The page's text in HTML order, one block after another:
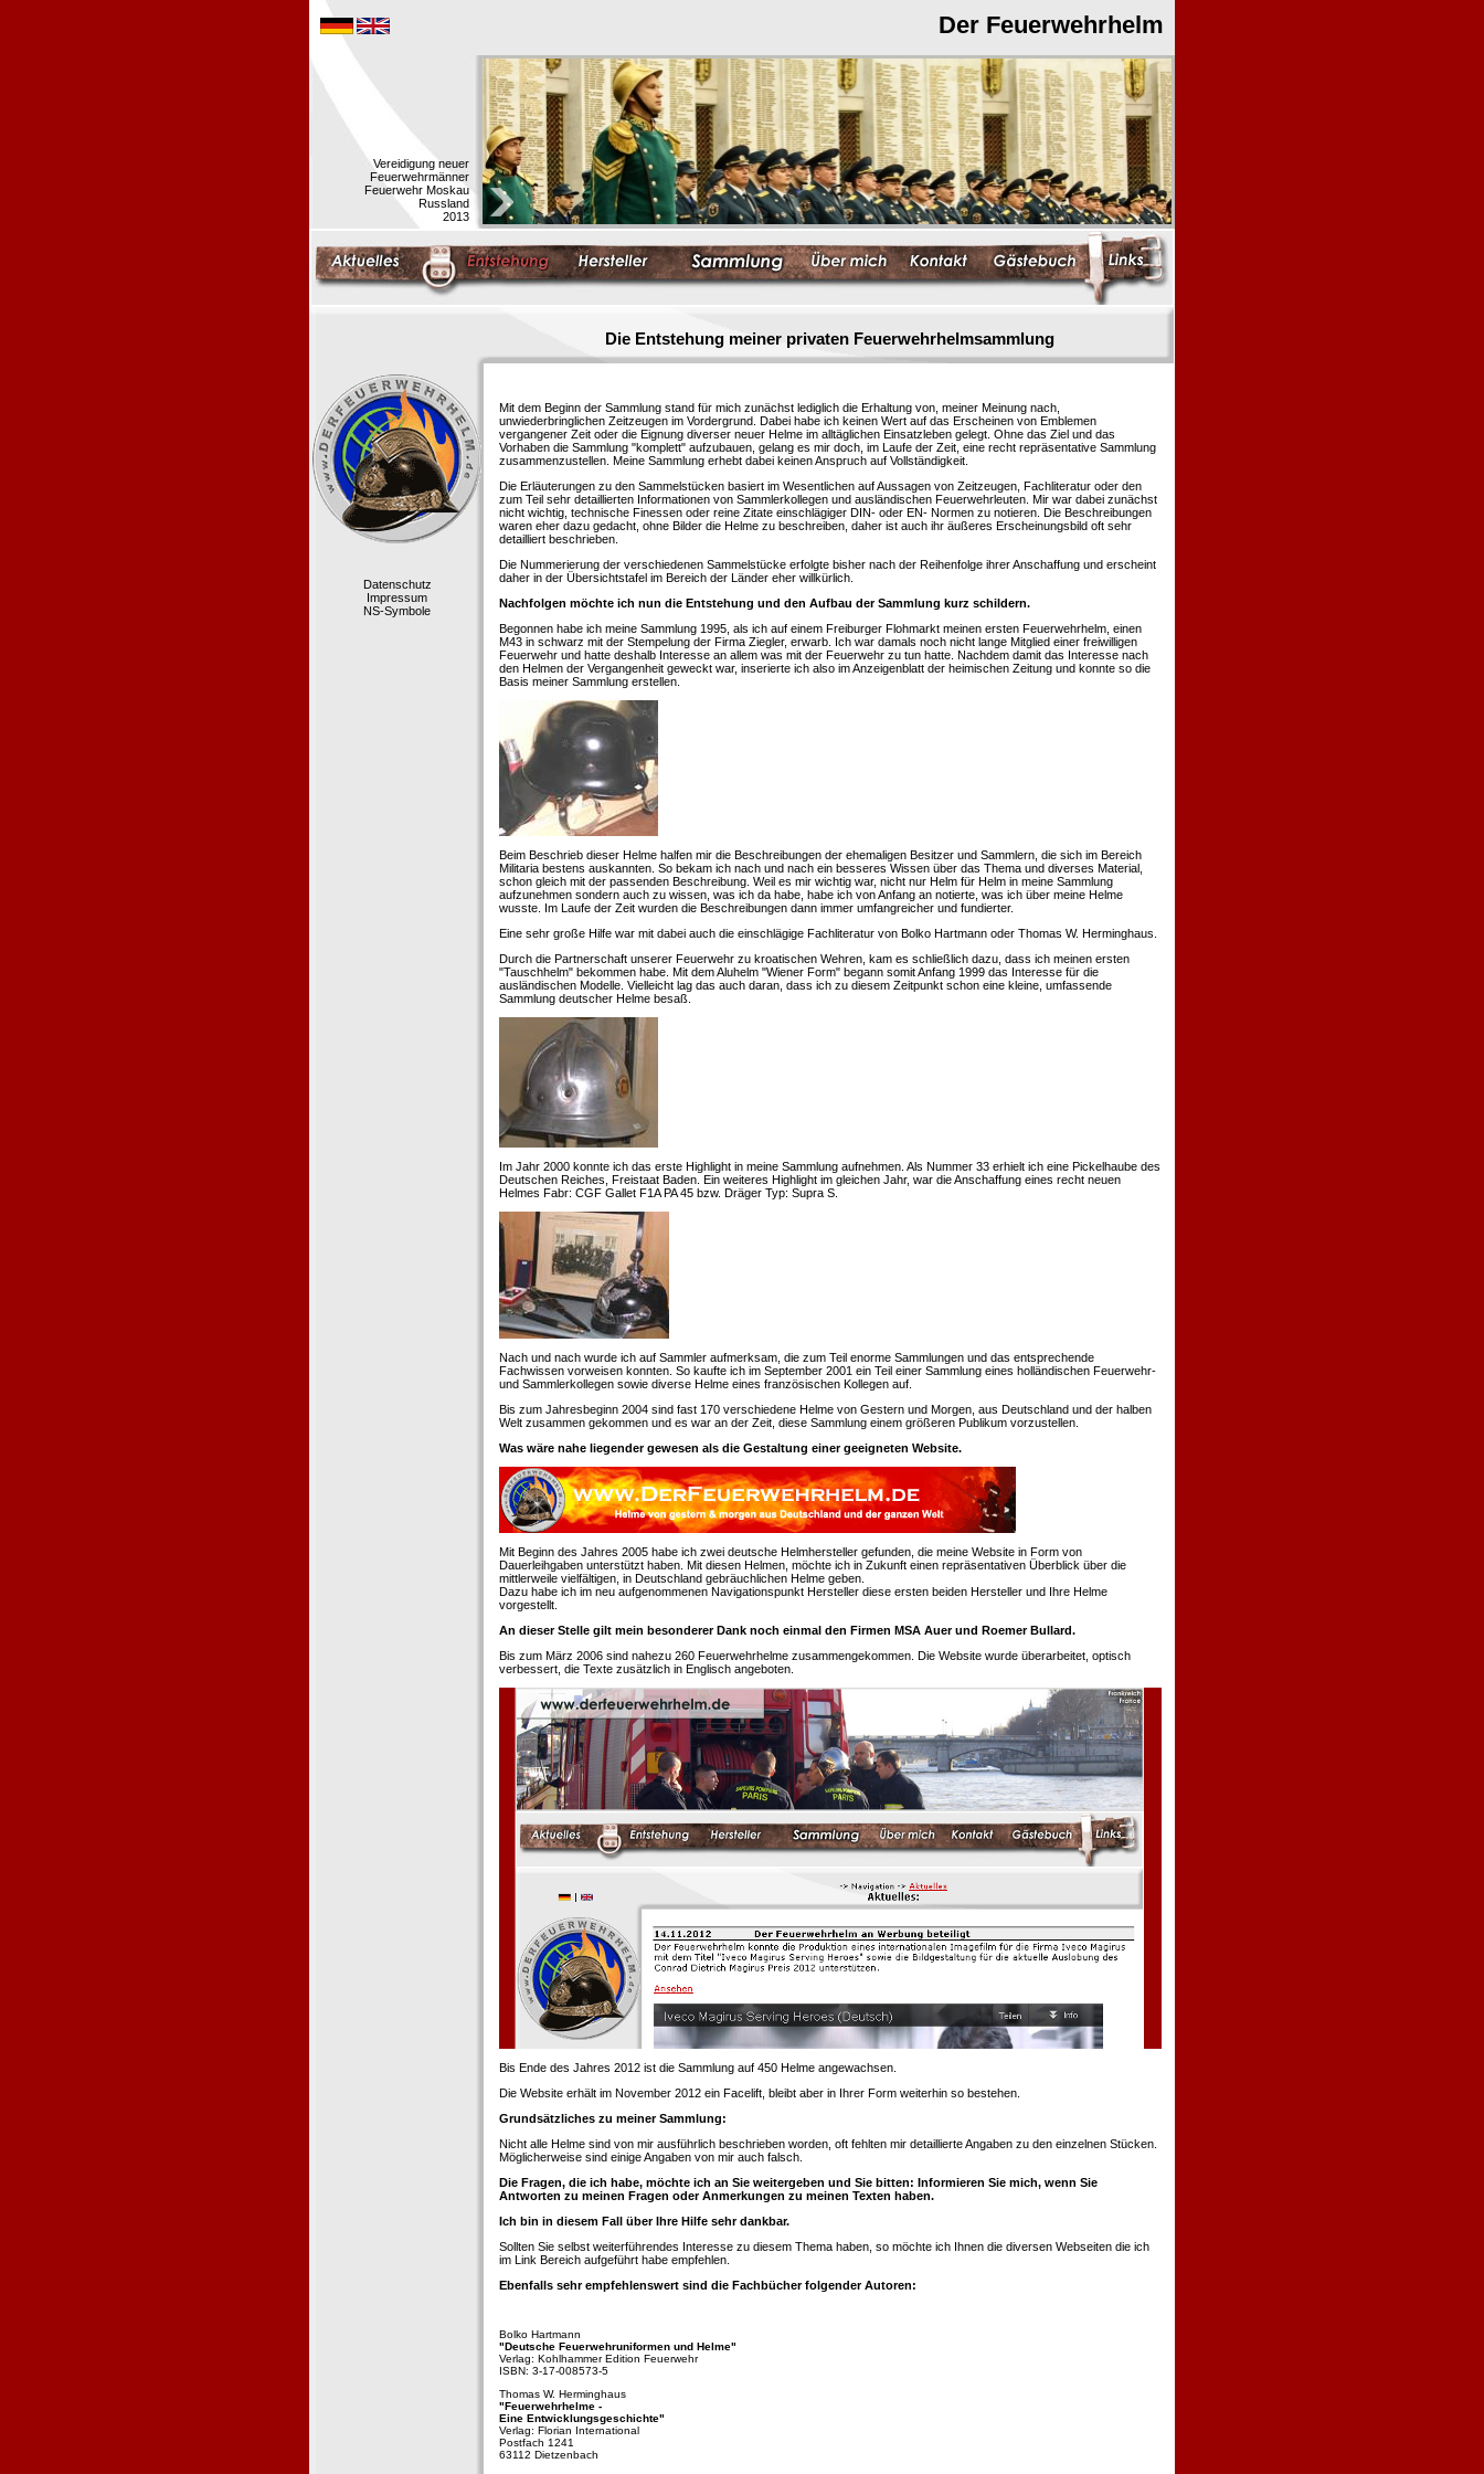
Der Feuerwehrhelm
Vereidigung neuer
Feuerwehrmänner
Feuerwehr Moskau
Russland
2013
Die Entstehung meiner privaten Feuerwehrhelmsammlung
Datenschutz
Impressum
NS-Symbole
Mit dem Beginn der Sammlung stand für mich zunächst lediglich die Erhaltung von, meiner Meinung nach,
unwiederbringlichen Zeitzeugen im Vordergrund. Dabei habe ich keinen Wert auf das Erscheinen von Emblemen
vergangener Zeit oder die Eignung diverser neuer Helme im alltäglichen Einsatzleben gelegt. Ohne das Ziel und das
Vorhaben die Sammlung "komplett" aufzubauen, gelang es mir doch, im Laufe der Zeit, eine recht repräsentative Sammlung
zusammenzustellen. Meine Sammlung erhebt dabei keinen Anspruch auf Vollständigkeit.
Die Erläuterungen zu den Sammelstücken basiert im Wesentlichen auf Aussagen von Zeitzeugen, Fachliteratur oder den
zum Teil sehr detaillierten Informationen von Sammlerkollegen und ausländischen Feuerwehrleuten. Mir war dabei zunächst
nicht wichtig, technische Finessen oder reine Zitate einschlägiger DIN- oder EN- Normen zu notieren. Die Beschreibungen
waren eher dazu gedacht, ohne Bilder die Helme zu beschreiben, daher ist auch ihr äußeres Erscheinungsbild oft sehr
detailliert beschrieben.
Die Nummerierung der verschiedenen Sammelstücke erfolgte bisher nach der Reihenfolge ihrer Anschaffung und erscheint
daher in der Übersichtstafel im Bereich der Länder eher willkürlich.
Nachfolgen möchte ich nun die Entstehung und den Aufbau der Sammlung kurz schildern.
Begonnen habe ich meine Sammlung 1995, als ich auf einem Freiburger Flohmarkt meinen ersten Feuerwehrhelm, einen
M43 in schwarz mit der Stempelung der Firma Ziegler, erwarb. Ich war damals noch nicht lange Mitglied einer freiwilligen
Feuerwehr und hatte deshalb Interesse an allem was mit der Feuerwehr zu tun hatte. Nachdem damit das Interesse nach
den Helmen der Vergangenheit geweckt war, inserierte ich also im Anzeigenblatt der heimischen Zeitung und konnte so die
Basis meiner Sammlung erstellen.
Beim Beschrieb dieser Helme halfen mir die Beschreibungen der ehemaligen Besitzer und Sammlern, die sich im Bereich
Militaria bestens auskannten. So bekam ich nach und nach ein besseres Wissen über das Thema und diverses Material,
schon gleich mit der passenden Beschreibung. Weil es mir wichtig war, nicht nur Helm für Helm in meine Sammlung
aufzunehmen sondern auch zu wissen, was ich da habe, habe ich von Anfang an notierte, was ich über meine Helme
wusste. Im Laufe der Zeit wurden die Beschreibungen dann immer umfangreicher und fundierter.
Eine sehr große Hilfe war mit dabei auch die einschlägige Fachliteratur von Bolko Hartmann oder Thomas W. Herminghaus.
Durch die Partnerschaft unserer Feuerwehr zu kroatischen Wehren, kam es schließlich dazu, dass ich meinen ersten
"Tauschhelm" bekommen habe. Mit dem Aluhelm "Wiener Form" begann somit Anfang 1999 das Interesse für die
ausländischen Modelle. Vielleicht lag das auch daran, dass ich zu diesem Zeitpunkt schon eine kleine, umfassende
Sammlung deutscher Helme besaß.
Im Jahr 2000 konnte ich das erste Highlight in meine Sammlung aufnehmen. Als Nummer 33 erhielt ich eine Pickelhaube des
Deutschen Reiches, Freistaat Baden. Ein weiteres Highlight im gleichen Jahr, war die Anschaffung eines recht neuen
Helmes Fabr: CGF Gallet F1A PA 45 bzw. Dräger Typ: Supra S.
Nach und nach wurde ich auf Sammler aufmerksam, die zum Teil enorme Sammlungen und das entsprechende
Fachwissen vorweisen konnten. So kaufte ich im September 2001 ein Teil einer Sammlung eines holländischen Feuerwehr-
und Sammlerkollegen sowie diverse Helme eines französischen Kollegen auf.
Bis zum Jahresbeginn 2004 sind fast 170 verschiedene Helme von Gestern und Morgen, aus Deutschland und der halben
Welt zusammen gekommen und es war an der Zeit, diese Sammlung einem größeren Publikum vorzustellen.
Was wäre nahe liegender gewesen als die Gestaltung einer geeigneten Website.
Mit Beginn des Jahres 2005 habe ich zwei deutsche Helmhersteller gefunden, die meine Website in Form von
Dauerleihgaben unterstützt haben. Mit diesen Helmen, möchte ich in Zukunft einen repräsentativen Überblick über die
mittlerweile vielfältigen, in Deutschland gebräuchlichen Helme geben.
Dazu habe ich im neu aufgenommenen Navigationspunkt Hersteller diese ersten beiden Hersteller und Ihre Helme
vorgestellt.
An dieser Stelle gilt mein besonderer Dank noch einmal den Firmen MSA Auer und Roemer Bullard.
Bis zum März 2006 sind nahezu 260 Feuerwehrhelme zusammengekommen. Die Website wurde überarbeitet, optisch
verbessert, die Texte zusätzlich in Englisch angeboten.
Bis Ende des Jahres 2012 ist die Sammlung auf 450 Helme angewachsen.
Die Website erhält im November 2012 ein Facelift, bleibt aber in Ihrer Form weiterhin so bestehen.
Grundsätzliches zu meiner Sammlung:
Nicht alle Helme sind von mir ausführlich beschrieben worden, oft fehlten mir detaillierte Angaben zu den einzelnen Stücken.
Möglicherweise sind einige Angaben von mir auch falsch.
Die Fragen, die ich habe, möchte ich an Sie weitergeben und Sie bitten: Informieren Sie mich, wenn Sie
Antworten zu meinen Fragen oder Anmerkungen zu meinen Texten haben.
Ich bin in diesem Fall über Ihre Hilfe sehr dankbar.
Sollten Sie selbst weiterführendes Interesse zu diesem Thema haben, so möchte ich Ihnen die diversen Webseiten die ich
im Link Bereich aufgeführt habe empfehlen.
Ebenfalls sehr empfehlenswert sind die Fachbücher folgender Autoren:
Bolko Hartmann
"Deutsche Feuerwehruniformen und Helme"
Verlag: Kohlhammer Edition Feuerwehr
ISBN: 3-17-008573-5
Thomas W. Herminghaus
"Feuerwehrhelme -
Eine Entwicklungsgeschichte"
Verlag: Florian International
Postfach 1241
63112 Dietzenbach